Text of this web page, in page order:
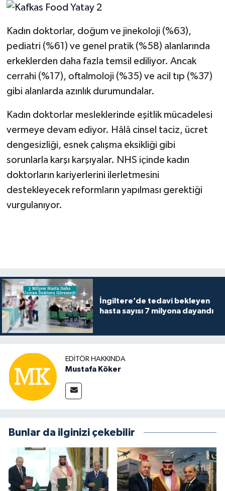
Kadın doktorlar, doğum ve jinekoloji (%63),
pediatri (%61) ve genel pratik (%58) alanlarında
erkeklerden daha fazla temsil ediliyor. Ancak
cerrahi (%17), oftalmoloji (%35) ve acil tıp (%37)
gibi alanlarda azınlık durumundalar.
Kadın doktorlar mesleklerinde eşitlik mücadelesi
vermeye devam ediyor. Hâlâ cinsel taciz, ücret
dengesizliği, esnek çalışma eksikliği gibi
sorunlarla karşı karşıyalar. NHS içinde kadın
doktorların kariyerlerini ilerletmesini
destekleyecek reformların yapılması gerektiği
vurgulanıyor.
İngiltere’de tedavi bekleyen
hasta sayısı 7 milyona dayandı
EDITÖR HAKKINDA
Mustafa Köker
Bunlar da ilginizi çekebilir